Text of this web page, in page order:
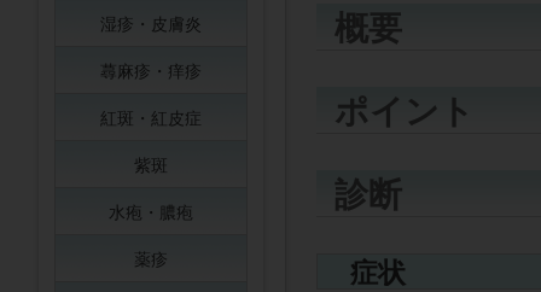
概要
ポイント
診断
症状
湿疹・皮膚炎
蕁麻疹・痒疹
紅斑・紅皮症
紫斑
水疱・膿疱
薬疹